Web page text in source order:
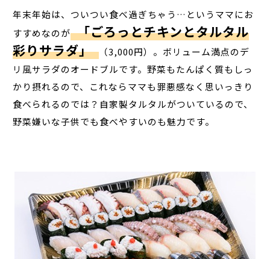
年末年始は、ついつい食べ過ぎちゃう…というママにお
すすめなのが 「ごろっとチキンとタルタル
彩りサラダ」 （3,000円）。ボリューム満点のデ
リ風サラダのオードブルです。野菜もたんぱく質もしっ
かり摂れるので、これならママも罪悪感なく思いっきり
食べられるのでは？自家製タルタルがついているので、
野菜嫌いな子供でも食べやすいのも魅力です。